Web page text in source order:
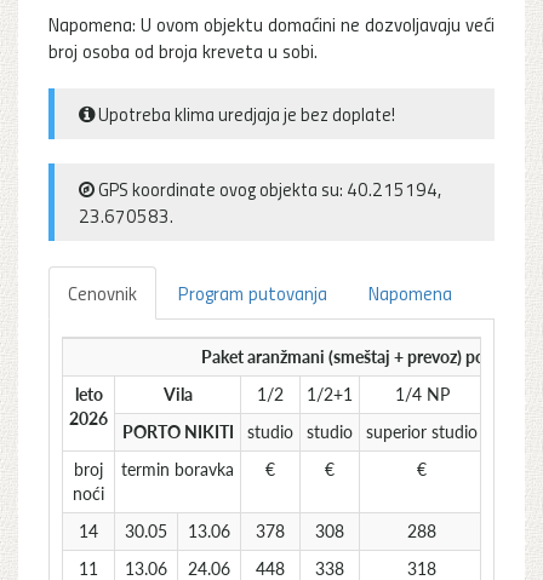
Napomena: U ovom objektu domaćini ne dozvoljavaju veći
broj osoba od broja kreveta u sobi.
Upotreba klima uredjaja je bez doplate!
GPS koordinate ovog objekta su: 40.215194,
23.670583.
Cenovnik Program putovanja Napomena
Paket aranžmani (smeštaj + prevoz) po osobi
leto
2026
Vila 1/2 1/2+1 1/4 NP
PORTO NIKITI
studio studio superior studio
broj
noći
termin boravka € € €
14 30.05 13.06 378 308 288
288
11
13.06 24.06 448 338 318